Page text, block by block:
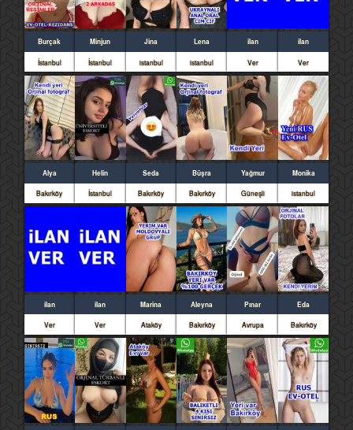
Burçak
İstanbul
Minjun
İstanbul
Jina
istanbul
Lena
istanbul
ilan
Ver
ilan
Ver
Alya
Bakırköy
Helin
İstanbul
Seda
Bakırköy
Büşra
Bakırköy
Yağmur
Güneşli
Monika
istanbul
ilan
Ver
ilan
Ver
Marina
Ataköy
Aleyna
Bakırköy
Pınar
Avrupa
Eda
Bakırköy